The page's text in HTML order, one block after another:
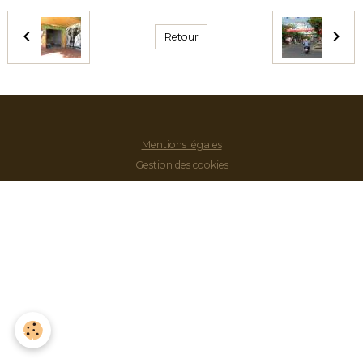
Retour
Mentions légales
Gestion des cookies